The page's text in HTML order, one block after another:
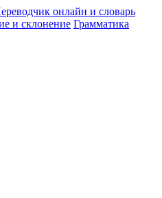
и склонение Грамматика